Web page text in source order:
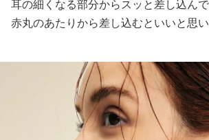
耳の細くなる部分からスッと差し込んで
赤丸のあたりから差し込むといいと思い